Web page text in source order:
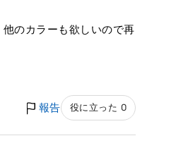
のカラーも欲しいので再
報告 役に立った 0